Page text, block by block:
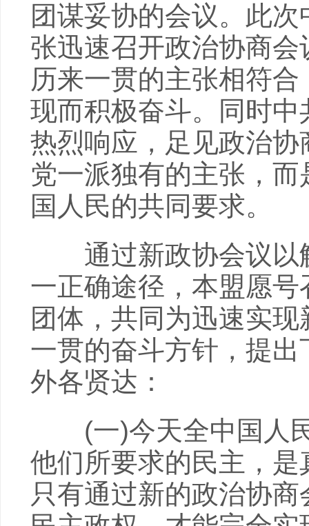
团谋妥协的会议。此次
张迅速召开政治协商
历来一贯的主张相符
现而积极奋斗。同时中
热烈响应，足见政治
党一派独有的主张，
国人民的共同要求。
通过新政协会议以
一正确途径，本盟愿
团体，共同为迅速实
一贯的奋斗方针，提
外各贤达：
(一)今天全中国人民
他们所要求的民主，
只有通过新的政治协